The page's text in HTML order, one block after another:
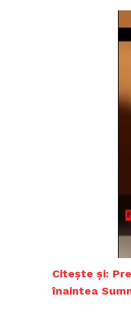
Citește și:
înaintea